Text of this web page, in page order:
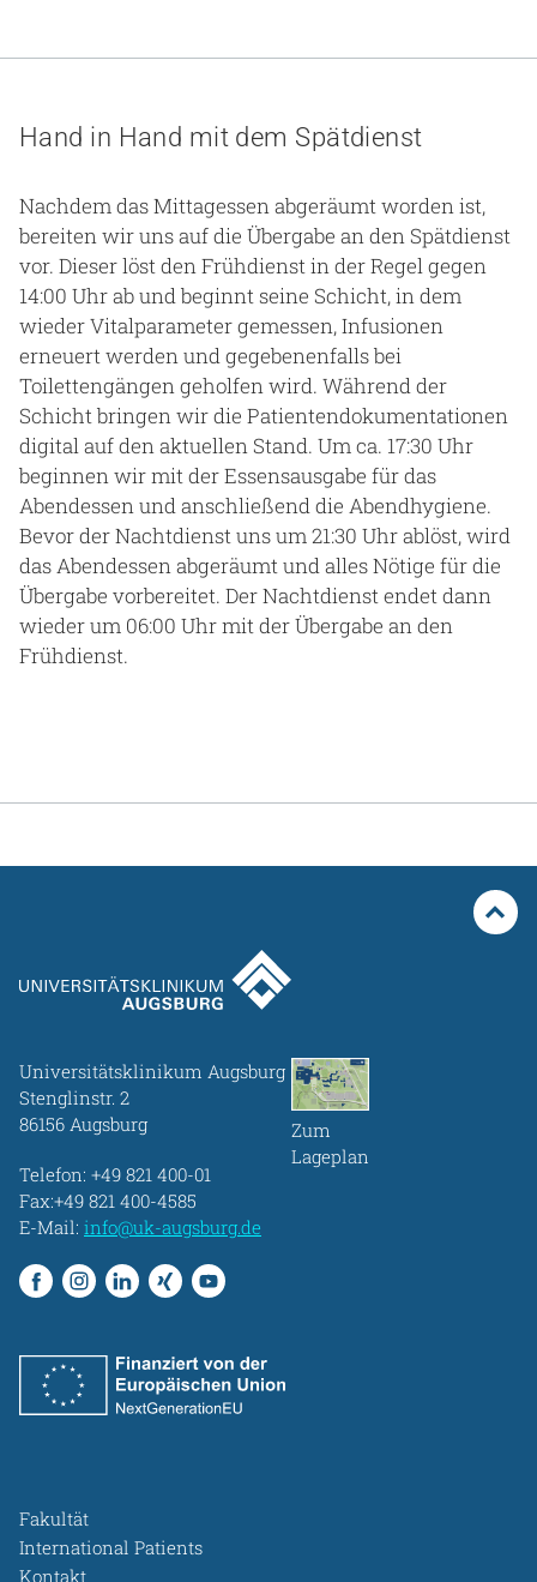
Hand in Hand mit dem Spätdienst
Nachdem das Mittagessen abgeräumt worden ist,
bereiten wir uns auf die Übergabe an den Spätdienst
vor. Dieser löst den Frühdienst in der Regel gegen
14:00 Uhr ab und beginnt seine Schicht, in dem
wieder Vitalparameter gemessen, Infusionen
erneuert werden und gegebenenfalls bei
Toilettengängen geholfen wird. Während der
Schicht bringen wir die Patientendokumentationen
digital auf den aktuellen Stand. Um ca. 17:30 Uhr
beginnen wir mit der Essensausgabe für das
Abendessen und anschließend die Abendhygiene.
Bevor der Nachtdienst uns um 21:30 Uhr ablöst, wird
das Abendessen abgeräumt und alles Nötige für die
Übergabe vorbereitet. Der Nachtdienst endet dann
wieder um 06:00 Uhr mit der Übergabe an den
Frühdienst.
Universitätsklinikum Augsburg
Stenglinstr. 2
86156 Augsburg
Telefon: +49 821 400-01
Fax:+49 821 400-4585
E-Mail: info@uk-augsburg.de
Zum
Lageplan
Fakultät
International Patients
Kontakt